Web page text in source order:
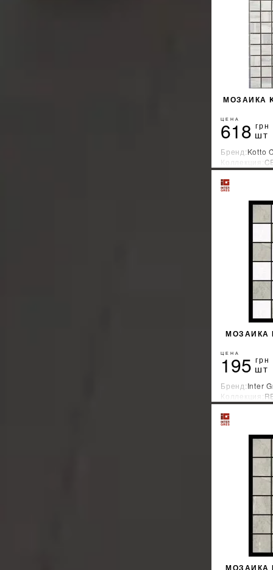
МОЗАИКА
ЦЕНА
618 грн
шт
Бренд:Kotto
Коллекция:
Страна-
МОЗАИКА
ЦЕНА
195 грн
шт
Бренд:Inter
Коллекция:
Страна-
МОЗАИКА